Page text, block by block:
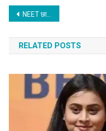
Post
navigation
NEET छात्रा मौत मामले में SSP दफ्तर पहुंचे प्रशांत किशोर, SIT गठन पर उठाए सवाल
RELATED POSTS